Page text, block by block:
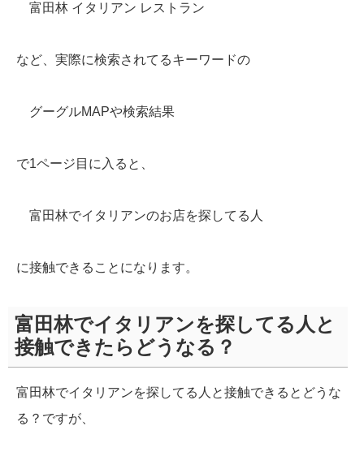
富田林 イタリアン レストラン
など、実際に検索されてるキーワードの
グーグルMAPや検索結果
で1ページ目に入ると、
富田林でイタリアンのお店を探してる人
に接触できることになります。
富田林でイタリアンを探してる人と
接触できたらどうなる？
富田林でイタリアンを探してる人と接触できるとどうな
る？ですが、